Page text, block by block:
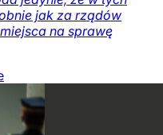
jak za rządów
na sprawę